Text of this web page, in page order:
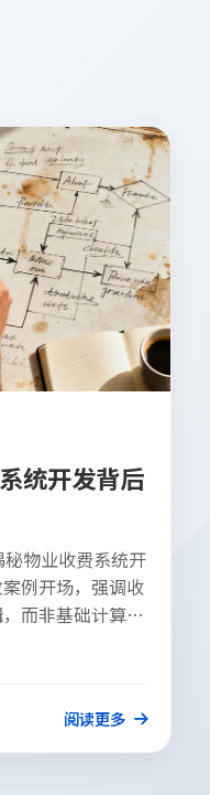
统开发背后
物业收费系统开
例开场，强调收
而非基础计算。
阅读更多